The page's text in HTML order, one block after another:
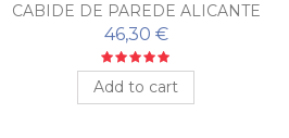
CABIDE DE PAREDE ALICANTE
46,30 €
Add to cart